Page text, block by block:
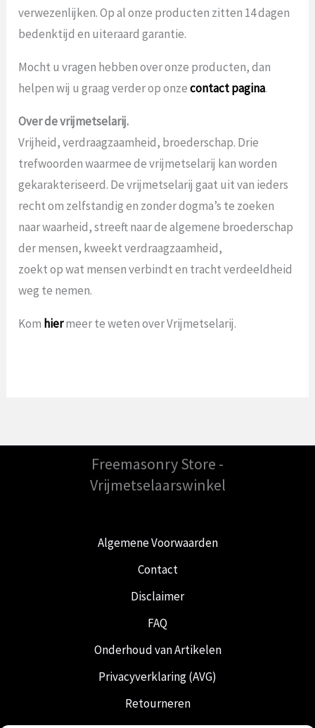
verwezenlijken. Op al onze producten zitten 14 dagen
bedenktijd en uiteraard garantie.
Mocht u vragen hebben over onze producten, dan
helpen wij u graag verder op onzecontact pagina.
Over de vrijmetselarij.
Vrijheid, verdraagzaamheid, broederschap. Drie
trefwoorden waarmee de vrijmetselarij kan worden
gekarakteriseerd. De vrijmetselarij gaat uit van ieders
recht om zelfstandig en zonder dogma’s te zoeken
naar waarheid, streeft naar de algemene broederschap
der mensen, kweekt verdraagzaamheid,
zoekt op wat mensen verbindt en tracht verdeeldheid
weg te nemen.
Kom hiermeer te weten over Vrijmetselarij.
Freemasonry Store -
Vrijmetselaarswinkel
Algemene Voorwaarden
Contact
Disclaimer
FAQ
Onderhoud van Artikelen
Privacyverklaring (AVG)
Retourneren